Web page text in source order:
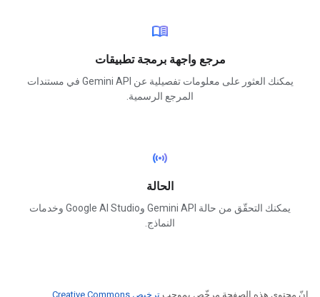
menu_book
مرجع واجهة برمجة تطبيقات
يمكنك العثور على معلومات تفصيلية عن Gemini API في مستندات
المرجع الرسمية.
sensors
الحالة
يمكنك التحقّق من حالة Gemini API وGoogle AI Studio وخدمات
النماذج.
إنّ محتوى هذه الصفحة مرخّص بموجب ترخيص Creative Commons